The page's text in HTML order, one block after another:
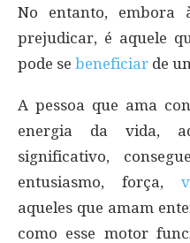
No entanto, embora
prejudicar, é aquele
pode se beneficiar de
A pessoa que ama
energia da vida,
significativo,
entusiasmo, força,
aqueles que amam
como esse motor